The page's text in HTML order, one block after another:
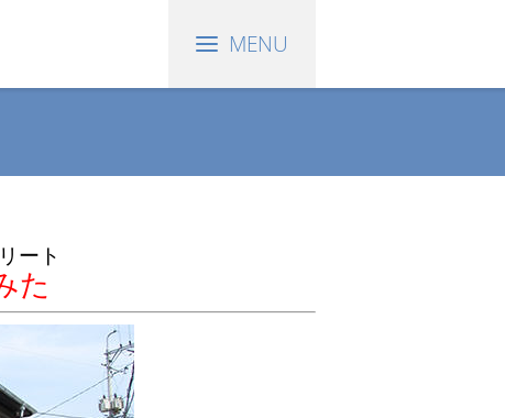
ート
た